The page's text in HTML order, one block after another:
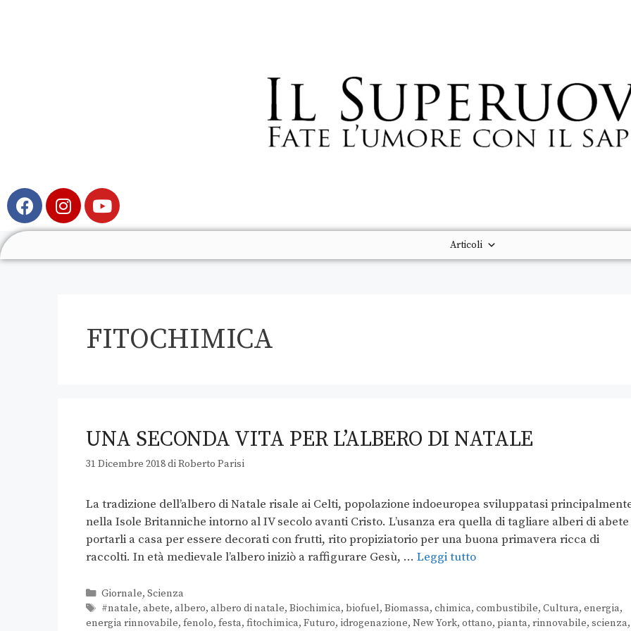
Articoli
FITOCHIMICA
UNA SECONDA VITA PER L’ALBERO DI NATALE
31 Dicembre 2018diRoberto Parisi
La tradizione dell’albero di Natale risale ai Celti, popolazione indoeuropea sviluppatasi
nella Isole Britanniche intorno al IV secolo avanti Cristo. L’usanza era quella di tagliare alberi di abete
portarli a casa per essere decorati con frutti, rito propiziatorio per una buona primavera ricca di
raccolti. In età medievale l’albero iniziò a raffigurare Gesù, … Leggi tutto
Giornale, Scienza
#natale, abete, albero, albero di natale, Biochimica, biofuel, Biomassa, chimica, combustibile, Cultura, energia,
energia rinnovabile, fenolo, festa, fitochimica, Futuro, idrogenazione, New York, ottano, pianta, rinnovabile, scienza,